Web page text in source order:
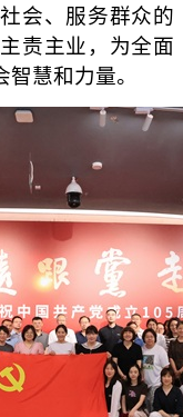
会、服务群众的
责主业，为全面
慧和力量。